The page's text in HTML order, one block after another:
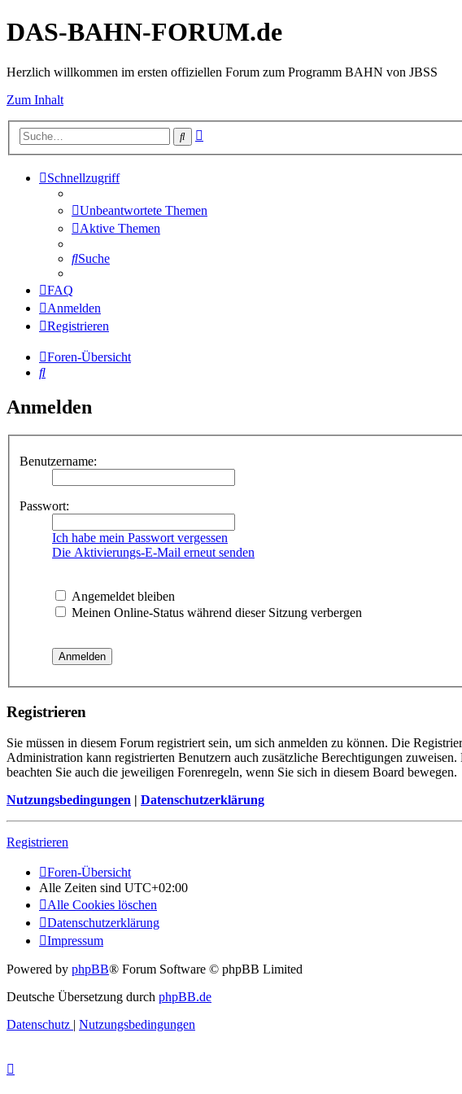
DAS-BAHN-FORUM.de
Herzlich willkommen im ersten offiziellen Forum zum Programm BAHN von JBSS
Zum Inhalt
Suche
Schnellzugriff
Unbeantwortete Themen
Aktive Themen
Suche
FAQ
Anmelden
Registrieren
Foren-Übersicht
Suche
Anmelden
Benutzername:
Passwort:
Ich habe mein Passwort vergessen
Die Aktivierungs-E-Mail erneut senden
Angemeldet bleiben
Meinen Online-Status während dieser Sitzung verbergen
Registrieren
Sie müssen in diesem Forum registriert sein, um sich anmelden zu können. Die
Administration kann registrierten Benutzern auch zusätzliche Berechtigungen
beachten Sie auch die jeweiligen Forenregeln, wenn Sie sich in diesem Board bewegen.
Nutzungsbedingungen | Datenschutzerklärung
Registrieren
Foren-Übersicht
Alle Zeiten sind UTC+02:00
Alle Cookies löschen
Datenschutzerklärung
Impressum
Powered by phpBB® Forum Software © phpBB Limited
Deutsche Übersetzung durch phpBB.de
Datenschutz | Nutzungsbedingungen